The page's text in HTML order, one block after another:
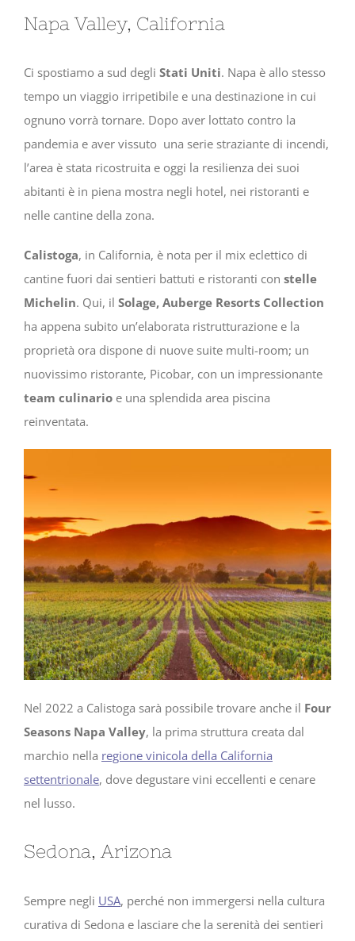
Napa Valley, California
Ci spostiamo a sud degli Stati Uniti. Napa è allo stesso
tempo un viaggio irripetibile e una destinazione in cui
ognuno vorrà tornare. Dopo aver lottato contro la
pandemia e aver vissuto una serie straziante di incendi,
l’area è stata ricostruita e oggi la resilienza dei suoi
abitanti è in piena mostra negli hotel, nei ristoranti e
nelle cantine della zona.
Calistoga, in California, è nota per il mix eclettico di
cantine fuori dai sentieri battuti e ristoranti con stelle
Michelin. Qui, il Solage, Auberge Resorts Collection
ha appena subito un’elaborata ristrutturazione e la
proprietà ora dispone di nuove suite multi-room; un
nuovissimo ristorante, Picobar, con un impressionante
team culinario e una splendida area piscina
reinventata.
Nel 2022 a Calistoga sarà possibile trovare anche il Four
Seasons Napa Valley, la prima struttura creata dal
marchio nella regione vinicola della California
settentrionale, dove degustare vini eccellenti e cenare
nel lusso.
Sedona, Arizona
Sempre negli USA, perché non immergersi nella cultura
curativa di Sedona e lasciare che la serenità dei sentieri